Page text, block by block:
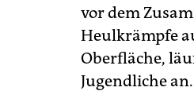
vor dem
Heulkrämpfe
Oberfläche,
Jugendliche